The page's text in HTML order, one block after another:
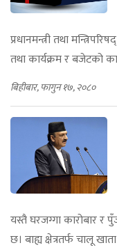
प्रधानमन्त्री तथा
तथा कार्यक्रम र बजेटको
बिहीबार, फागुन १७, २०८०
यस्तै घरजग्गा कारोबार र
छ। बाह्य क्षेत्रतर्फ चालू